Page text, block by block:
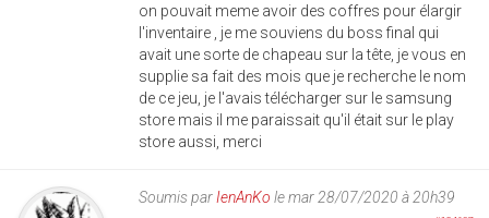
on pouvait meme avoir des coffres pour élargir
l'inventaire , je me souviens du boss final qui
avait une sorte de chapeau sur la tête, je vous en
supplie sa fait des mois que je recherche le nom
de ce jeu, je l'avais télécharger sur le samsung
store mais il me paraissait qu'il était sur le play
store aussi, merci
Soumis par IenAnKo le mar 28/07/2020 à 20h39